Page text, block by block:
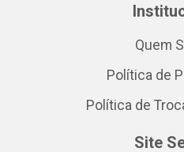
Quem
Política de
Política de
Site